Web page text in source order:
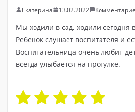
Екатерина 13.02.2022
Мы ходили в сад, ходили сегодня
Ребенок слушает воспитателя и
Воспитательница очень любит
всегда улыбается на прогулке.